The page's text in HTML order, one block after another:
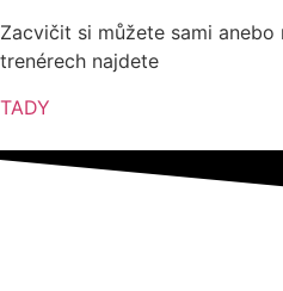
Zacvičit si můžete sami
trenérech najdete
TADY